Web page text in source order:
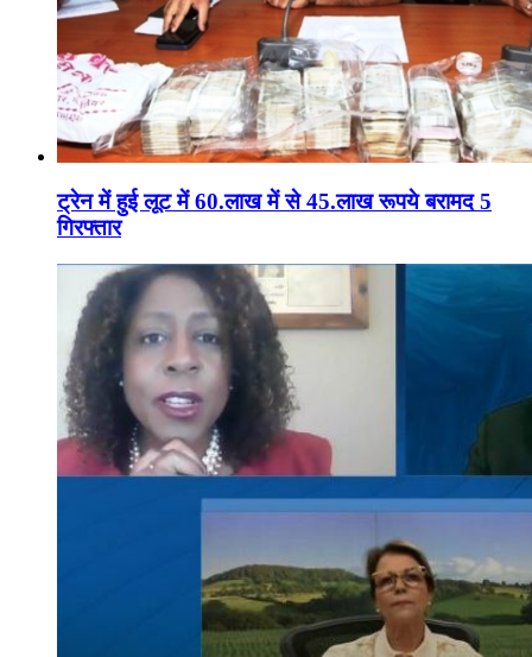
ट्रेन में हुई लूट में 60.लाख में से 45.लाख रूपये बरामद 5
गिरफ्तार